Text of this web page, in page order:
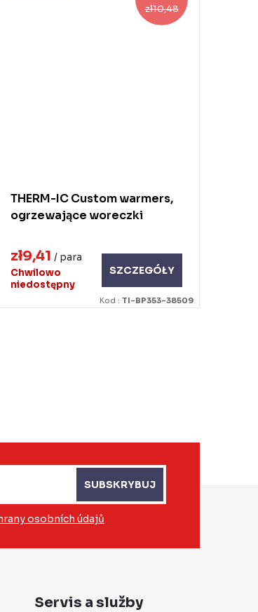
zł10,48
THERM-IC Custom warmers,
ogrzewające woreczki
zł9,41 / para
Chwilowo
niedostępny
SZCZEGÓŁY
Kod : TI-BP353-38509
osobních údajů
SUBSKRYBUJ
Servis a služby